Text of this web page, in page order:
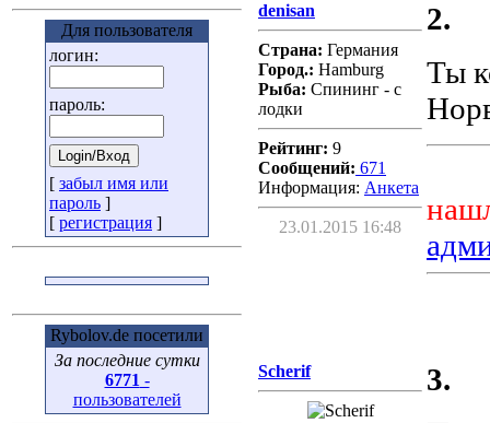
Для пользователя
логин:
пароль:
[ забыл имя или
пароль ]
[ регистрация ]
Rybolov.de посетили
За последние сутки
6771 -
пользователей
denisan
Страна: Германия
Город.: Hamburg
Рыба: Спининг - с
лодки
Рейтинг: 9
Сообщений: 671
Информация: Aнкета
23.01.2015 16:48
2.
Ты
Scherif
3.